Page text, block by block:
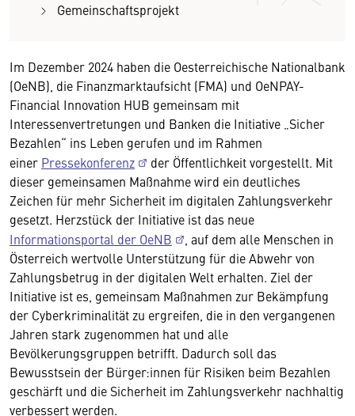
Gemeinschaftsprojekt
Im Dezember 2024 haben die Oesterreichische Nationalbank
(OeNB), die Finanzmarktaufsicht (FMA) und OeNPAY-
Financial Innovation HUB gemeinsam mit
Interessenvertretungen und Banken die Initiative „Sicher
Bezahlen“ ins Leben gerufen und im Rahmen
einer Pressekonferenz
der Öffentlichkeit vorgestellt. Mit
dieser gemeinsamen Maßnahme wird ein deutliches
Zeichen für mehr Sicherheit im digitalen Zahlungsverkehr
gesetzt. Herzstück der Initiative ist das neue
Informationsportal der OeNB
, auf dem alle Menschen in
Österreich wertvolle Unterstützung für die Abwehr von
Zahlungsbetrug in der digitalen Welt erhalten. Ziel der
Initiative ist es, gemeinsam Maßnahmen zur Bekämpfung
der Cyberkriminalität zu ergreifen, die in den vergangenen
Jahren stark zugenommen hat und alle
Bevölkerungsgruppen betrifft. Dadurch soll das
Bewusstsein der Bürger:innen für Risiken beim Bezahlen
geschärft und die Sicherheit im Zahlungsverkehr nachhaltig
verbessert werden.